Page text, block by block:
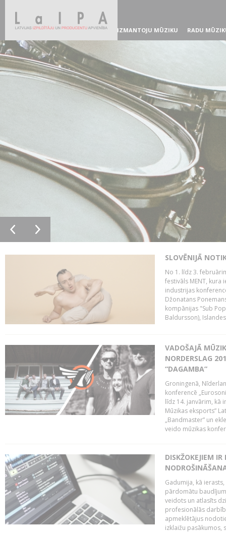
IZMANTOJU MŪZIKU RADU
SLOVĒNIJĀ
No 1. līdz 3.
festivāls MENT, kura
industrijas
Džonatans
kompānijas "Sub
Baldursson),
VADOŠAJĀ
NORDERSLAG
“DAGAMBA”
Groningenā,
konferencē
līdz 14. janvārim, kā
Mūzikas eksports”
„Bandmaster” un
veido mūzikas
DISKŽOKEJIEM
Gadumija, kā
pārdomātu
veidots un atlasīts
profesionālās
apmeklētājus
izklaižu pasākumos,